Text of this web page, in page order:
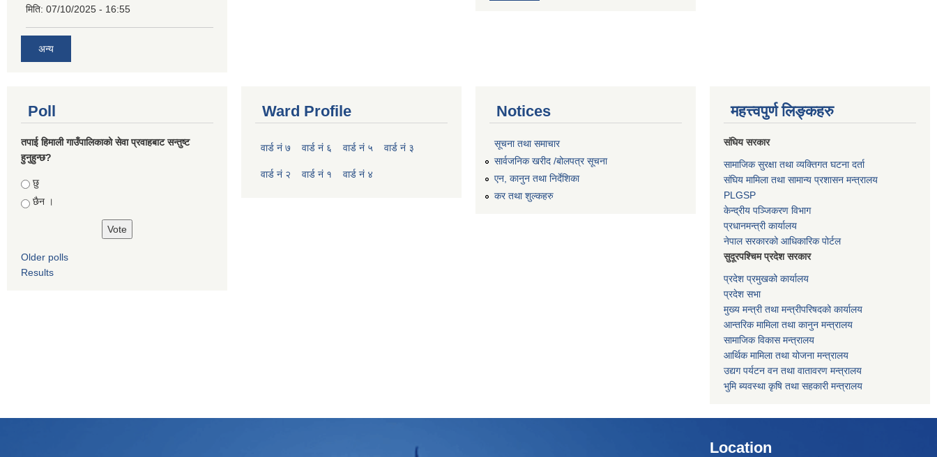
मिति: 07/10/2025 - 16:55
अन्य
Poll
तपाई हिमाली गाउँपालिकाको सेवा प्रवाहबाट सन्तुष्ट
हुनुहुन्छ?
Choices
छु
छैन ।
Older polls
Results
Ward Profile
वार्ड नं ७ वार्ड नं ६ वार्ड नं ५ वार्ड नं ३
वार्ड नं २ वार्ड नं १ वार्ड नं ४
Notices
सूचना तथा समाचार
सार्वजनिक खरीद /बोलपत्र सूचना
एन, कानुन तथा निर्देशिका
कर तथा शुल्कहरु
महत्त्वपुर्ण लिङ्कहरु
संघिय सरकार
सामाजिक सुरक्षा तथा व्यक्तिगत घटना दर्ता
संघिय मामिला तथा सामान्य प्रशासन मन्त्रालय
PLGSP
केन्द्रीय पञ्जिकरण विभाग
प्रधानमन्त्री कार्यालय
नेपाल सरकारको आधिकारिक पोर्टल
सुदूरपश्चिम प्रदेश सरकार
प्रदेश प्रमुखको कार्यालय
प्रदेश सभा
मुख्य मन्त्री तथा मन्त्रीपरिषदको कार्यालय
आन्तरिक मामिला तथा कानुन मन्त्रालय
सामाजिक विकास मन्त्रालय
आर्थिक मामिला तथा योजना मन्त्रालय
उद्यग पर्यटन वन तथा वातावरण मन्त्रालय
भुमि ब्यवस्था कृषि तथा सहकारी मन्त्रालय
Location